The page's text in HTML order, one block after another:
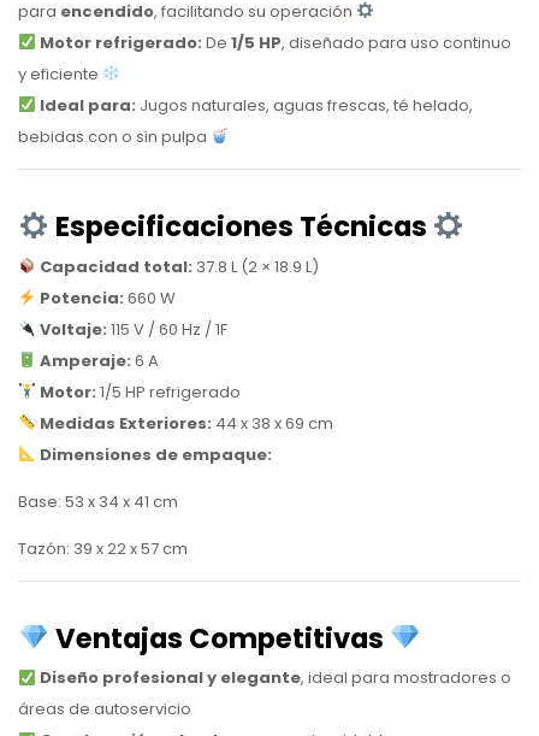
para encendido, facilitando su operación
Motor refrigerado: De 1/5 HP, diseñado para uso continuo
y eficiente
Ideal para: Jugos naturales, aguas frescas, té helado,
bebidas con o sin pulpa
Especificaciones Técnicas
Capacidad total: 37.8 L (2 × 18.9 L)
Potencia: 660 W
Voltaje: 115 V / 60 Hz / 1F
Amperaje: 6 A
Motor: 1/5 HP refrigerado
Medidas Exteriores: 44 x 38 x 69 cm
Dimensiones de empaque:
Base: 53 x 34 x 41 cm
Tazón: 39 x 22 x 57 cm
Ventajas Competitivas
Diseño profesional y elegante, ideal para mostradores o
áreas de autoservicio